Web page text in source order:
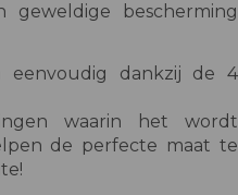
bescherming
eenvoudig dankzij de 4
waarin het wordt
de perfecte maat te